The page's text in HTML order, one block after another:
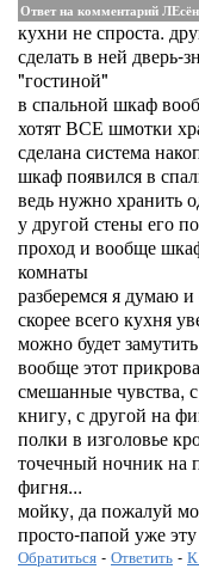
Ответ на комментарий
кухни не спроста.
сделать в ней дверь-
"гостиной"
в спальной шкаф
хотят ВСЕ шмотки
сделана система
шкаф появился в
ведь нужно хранить
у другой стены его
проход и вообще
комнаты
разберемся я думаю
скорее всего кухня
можно будет
вообще этот
смешанные чувства,
книгу, с другой на
полки в изголовье
точечный ночник на
фигня...
мойку, да пожалуй
просто-папой уже
Обратиться - Ответить - К